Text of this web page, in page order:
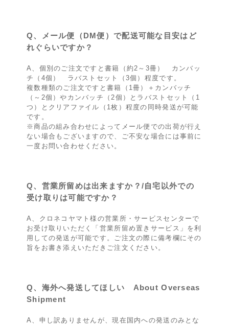
Q、メール便（DM便）で配送可能な目安はど
れぐらいですか？
A、個別のご注文ですと書籍（約2～3冊） カンバッ
チ（4個） ラバストセット（3個）程度です。
複数種類のご注文ですと書籍（1冊）＋カンバッチ
（～2個）やカンバッチ（2個）とラバストセット（1
つ）とクリアファイル（1枚）程度の同時発送が可能
です。
※商品の組み合わせによってメール便での出荷が行え
ない場合もございますので、ご不安な場合には事前に
一度お問い合わせください。
Q、営業所留めは出来ますか？/自宅以外での
受け取りは可能ですか？
A、クロネコヤマト様の営業所・サービスセンターで
お受け取りいただく「営業所留め置きサービス」を利
用しての発送が可能です。ご注文の際に備考欄にその
旨をお書き添えいただきご注文ください。
Q、海外へ発送してほしい About Overseas
Shipment
A、申し訳ありませんが、現在国内への発送のみとな